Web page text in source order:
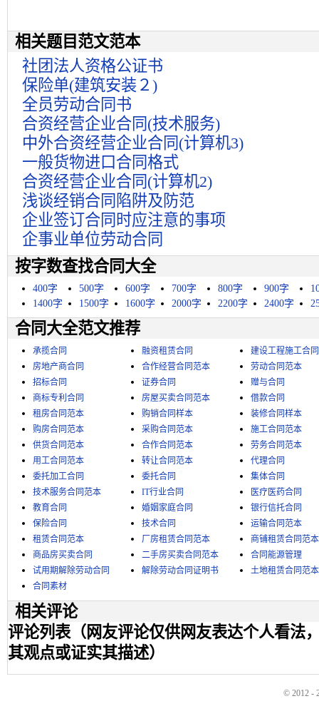
相关题目范文范本
社团法人资格公证书
保险单(建筑安装２)
全员劳动合同书
合资经营企业合同(技术服务)
中外合资经营企业合同(计算机3)
一般货物进口合同格式
合资经营企业合同(计算机2)
浅谈经销合同陷阱及防范
企业签订合同时应注意的事项
企事业单位劳动合同
按字数查找合同大全
400字 500字 600字 700字 800字 900字
1400字
1500字 1600字 2000字 2200字 2400字
合同大全范文推荐
承揽合同 融资租赁合同
建设工程施工合同
房地产商合同
合作经营合同范本
劳动合同范本
招标合同
证券合同
赠与合同
商标专利合同
房屋买卖合同范本
借款合同
租房合同范本
购销合同样本
装修合同样本
购房合同范本
采购合同范本
施工合同范本
供货合同范本
合作合同范本
劳务合同范本
用工合同范本
转让合同范本
代理合同
委托加工合同
委托合同
集体合同
技术服务合同范本
IT行业合同
医疗医药合同
教育合同
婚姻家庭合同
银行信托合同
保险合同
技术合同
运输合同范本
租赁合同范本
厂房租赁合同范本
商铺租赁合同范本
商品房买卖合同
二手房买卖合同范本
合同能源管理
试用期解除劳动合同
解除劳动合同证明书
土地租赁合同范本
合同素材
相关评论
评论列表（网友评论仅供网友表达个人看法
其观点或证实其描述）
© 2012 -